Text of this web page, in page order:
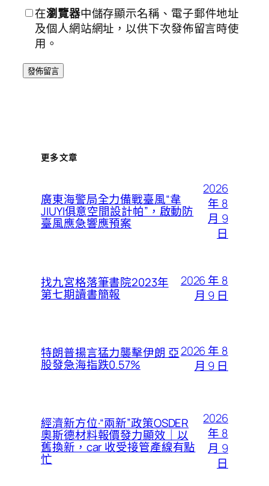
在瀏覽器中儲存顯示名稱、電子郵件地址
及個人網站網址，以供下次發佈留言時使
用。
更多文章
廣東海警局全力備戰臺風“韋
JIUYI俱意空間設計帕”，啟動防
臺風應急響應預案
2026
年 8
月 9
日
找九宮格落筆書院2023年
第七期讀書簡報
2026 年 8
月 9 日
特朗普揚言猛力襲擊伊朗 亞
股發急海指跌0.57%
2026 年 8
月 9 日
經濟新方位·“兩新”政策OSDER
奧斯德材料報價發力顯效｜以
舊換新，car 收受接管產線有點
忙
2026
年 8
月 9
日